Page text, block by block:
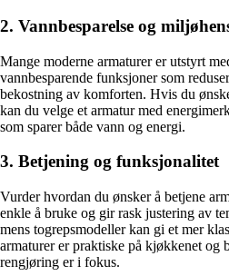
2. Vannbesparelse og
Mange moderne armaturer er utstyrt
vannbesparende funksjoner som
bekostning av komforten. Hvis du
kan du velge et armatur med
som sparer både vann og energi.
3. Betjening og funksjonalitet
Vurder hvordan du ønsker å betjene
enkle å bruke og gir rask justering av
mens togrepsmodeller kan gi et mer
armaturer er praktiske på kjøkkenet og
rengjøring er i fokus.